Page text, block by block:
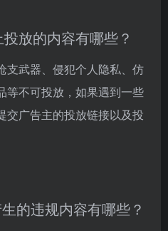
放的内容有哪些？
支武器、侵犯个人隐私、仿
等不可投放，如果遇到一些
交广告主的投放链接以及投
的违规内容有哪些？